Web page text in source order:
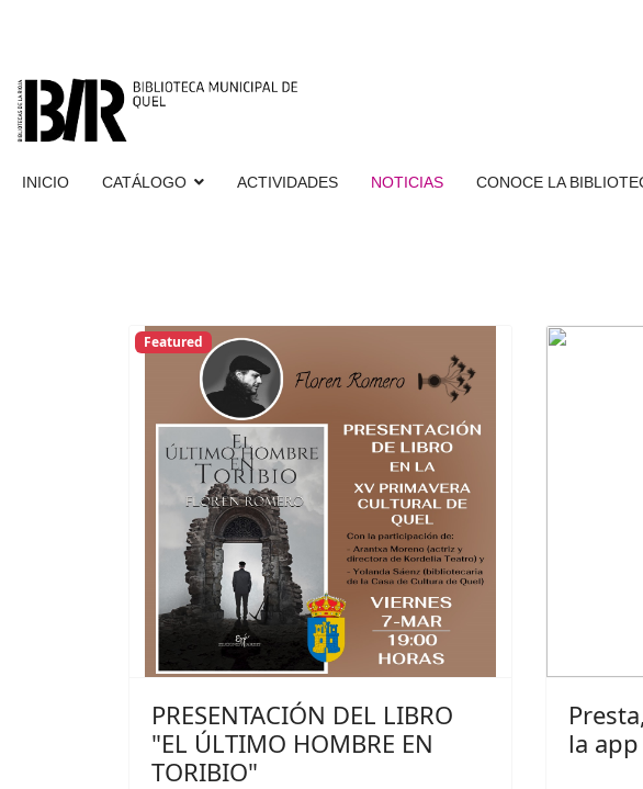
INICIO CATÁLOGO ACTIVIDADES NOTICIAS CONOCE LA
Featured
PRESENTACIÓN DEL LIBRO
"EL ÚLTIMO HOMBRE EN
TORIBIO"
la